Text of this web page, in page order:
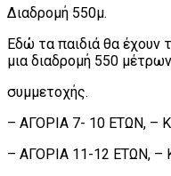
Διαδρομή 550μ.
Εδώ τα παιδιά θα έχουν
μια διαδρομή 550
συμμετοχής.
– ΑΓΟΡΙΑ 7- 10 ΕΤΩΝ, –
– ΑΓΟΡΙΑ 11-12 ΕΤΩΝ, –